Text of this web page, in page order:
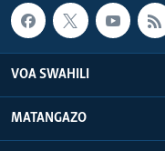
VOA SWAHILI
MATANGAZO